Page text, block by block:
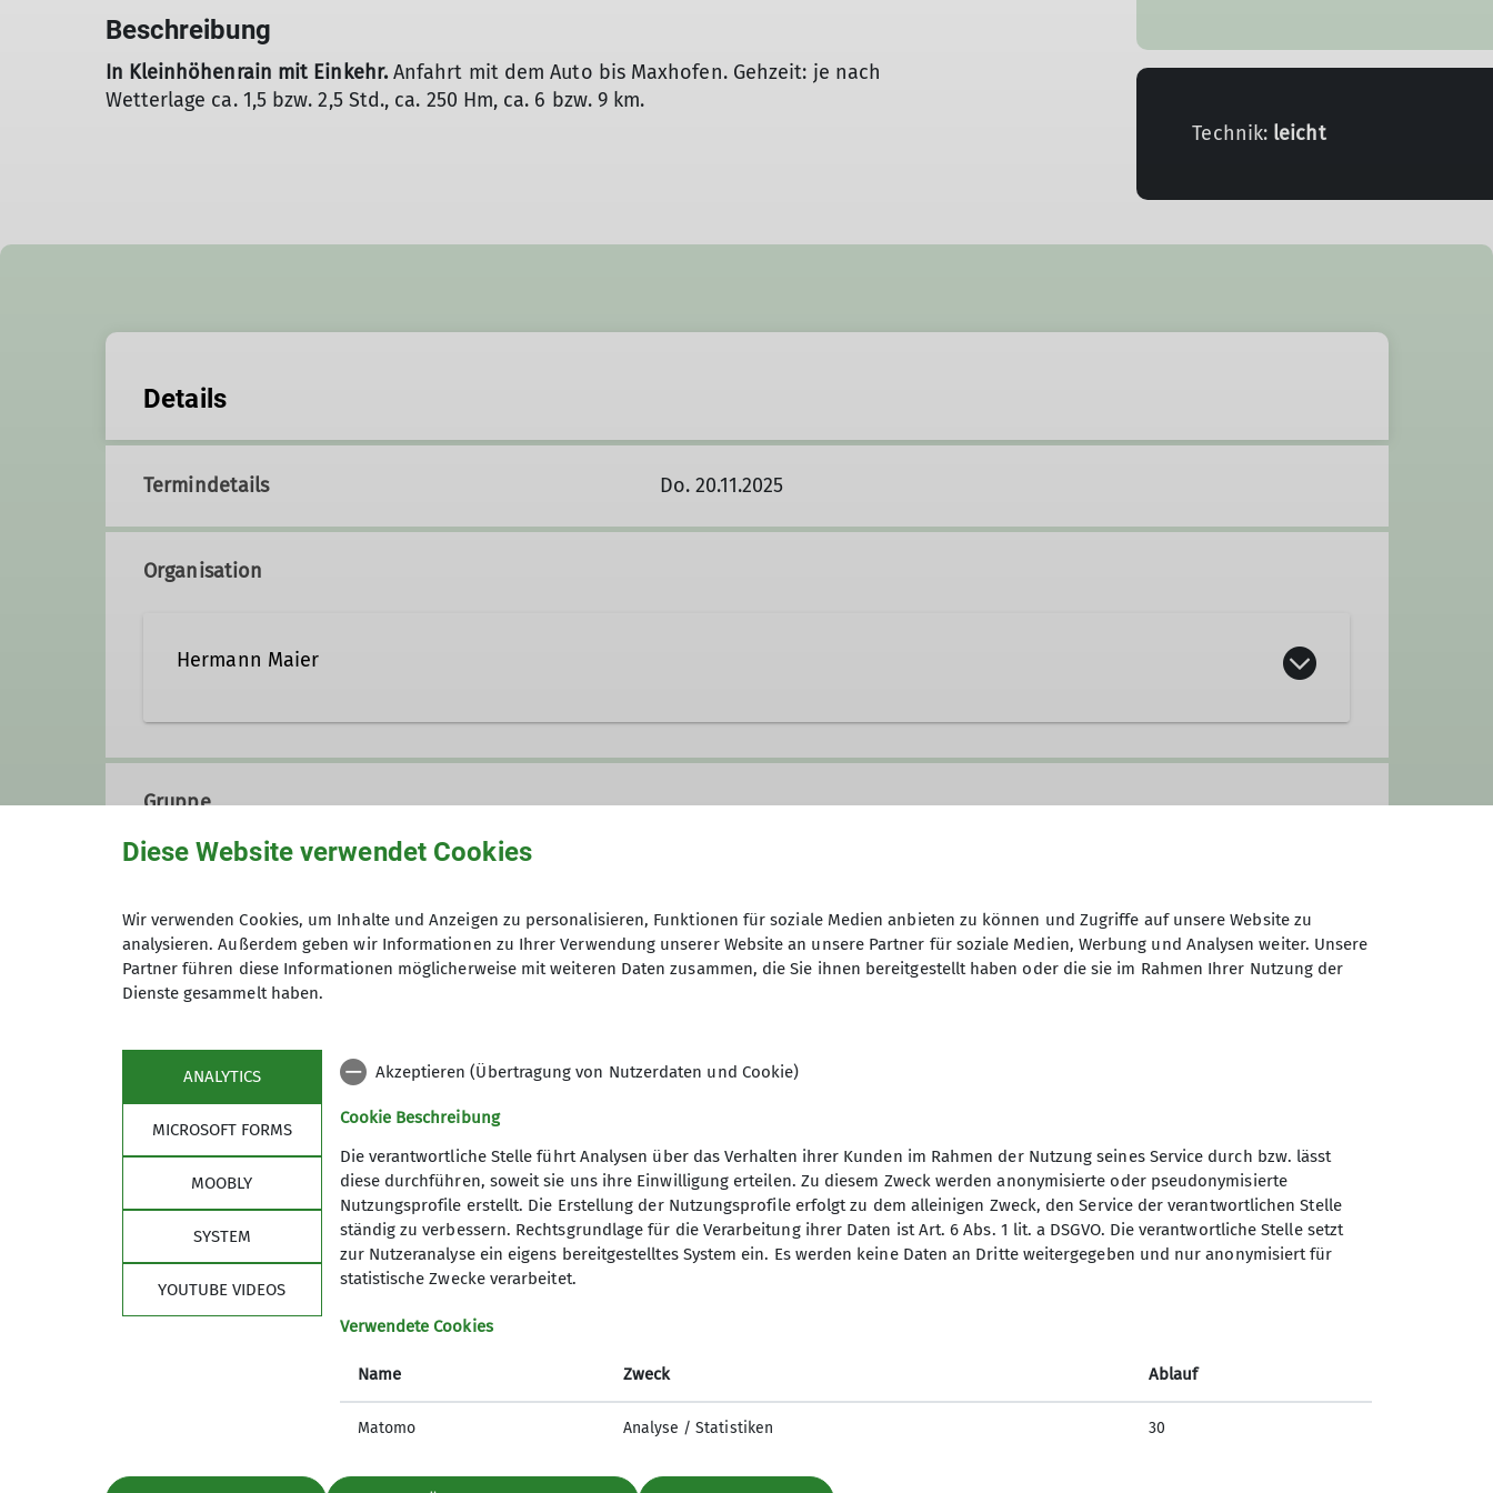
Beschreibung
In Kleinhöhenrain mit Einkehr. Anfahrt mit dem Auto bis Maxhofen. Gehzeit: je nach
Wetterlage ca. 1,5 bzw. 2,5 Std., ca. 250 Hm, ca. 6 bzw. 9 km.
Technik: leicht
Details
Termindetails Do. 20.11.2025
Organisation
Hermann Maier
Gruppe
Gemütliche Wanderungen, geselliges Beisammensein und kleine Bergtouren für alle, die entspannt aktiv bleiben wollen.
Über den Verein
Über uns
Macht mit!
Aktivitäten
Programm
Gruppen
Service
Sektion Markt Schwaben des
Deutschen Alpenvereins e.V.
Sägmühlenweg 45
Diese Website verwendet Cookies
Wir verwenden Cookies, um Inhalte und Anzeigen zu personalisieren, Funktionen für soziale Medien anbieten zu können und Zugriffe auf unsere Website zu
analysieren. Außerdem geben wir Informationen zu Ihrer Verwendung unserer Website an unsere Partner für soziale Medien, Werbung und Analysen weiter. Unsere
Partner führen diese Informationen möglicherweise mit weiteren Daten zusammen, die Sie ihnen bereitgestellt haben oder die sie im Rahmen Ihrer Nutzung der
Dienste gesammelt haben.
ANALYTICS
MICROSOFT FORMS
MOOBLY
SYSTEM
YOUTUBE VIDEOS
Akzeptieren (Übertragung von Nutzerdaten und Cookie)
Cookie Beschreibung
Die verantwortliche Stelle führt Analysen über das Verhalten ihrer Kunden im Rahmen der Nutzung seines Service durch bzw. lässt
diese durchführen, soweit sie uns ihre Einwilligung erteilen. Zu diesem Zweck werden anonymisierte oder pseudonymisierte
Nutzungsprofile erstellt. Die Erstellung der Nutzungsprofile erfolgt zu dem alleinigen Zweck, den Service der verantwortlichen Stelle
ständig zu verbessern. Rechtsgrundlage für die Verarbeitung ihrer Daten ist Art. 6 Abs. 1 lit. a DSGVO. Die verantwortliche Stelle setzt
zur Nutzeranalyse ein eigens bereitgestelltes System ein. Es werden keine Daten an Dritte weitergegeben und nur anonymisiert für
statistische Zwecke verarbeitet.
Verwendete Cookies
Name Zweck Ablauf
Matomo Analyse / Statistiken 30